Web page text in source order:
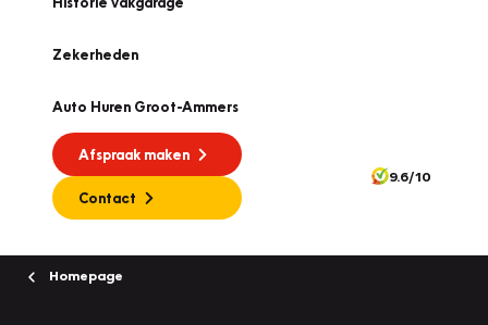
Zekerheden
Auto Huren Groot-Ammers
Afspraak maken
Contact
9.6/10
Homepage